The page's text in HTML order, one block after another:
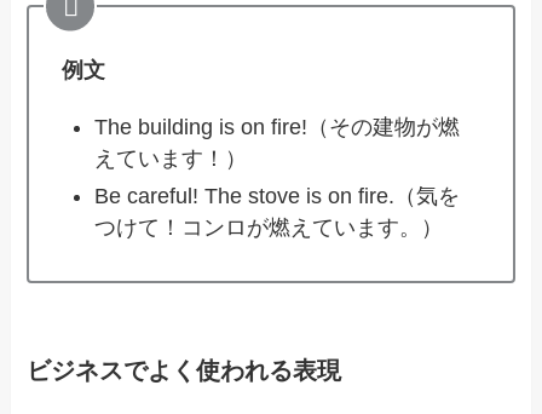
例文
The building is on fire!（その建物が燃
えています！）
Be careful! The stove is on fire.（気を
つけて！コンロが燃えています。）
ビジネスでよく使われる表現